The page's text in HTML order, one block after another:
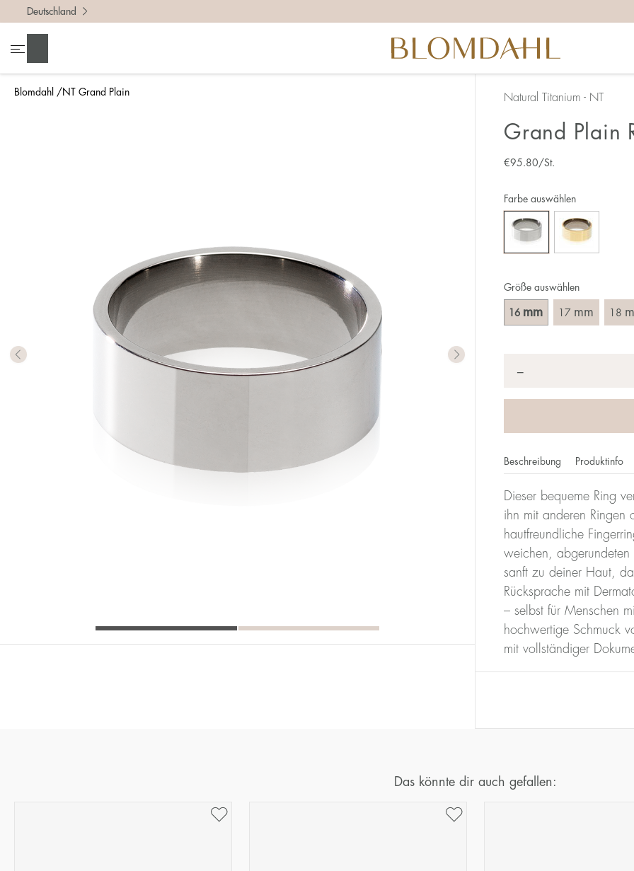
Blomdahl NT Grand Plain
Deutschland
Natural Titanium - NT
Grand Plain
€95.80/St.
Größe auswählen
16 mm 17 mm 18
Farbe auswählen
−
Beschreibung Produktinfo
Dieser bequeme Ring
ihn mit anderen Ringen
hautfreundliche
weichen, abgerundeten
sanft zu deiner Haut,
Rücksprache mit
– selbst für Menschen
hochwertige Schmuck
mit vollständiger
Um die richtige Ringgröße zu ermitteln, solltest du ein paar Dinge
• Miss ganz genau – 1 mm entspricht einer ganzen Größe.
• Denke daran, dass du den Ring über den Knöchel ziehen musst.
• Für einen breiteren Ring muss meist eine größere Größe gewählt
• Wenn du zwischen zwei Größen stehst, empfehlen wir, dass
Am einfachsten ist es, die Ringgröße an einem Ring zu messen,
Lineal gerade über den Ring legst und das Innenmaß in mm abliest.
Die Millimeterzahl gibt deine Größe an. Bei Blomdahl entspricht
Rings mit einem Durchmesser von 17 mm ist also 17.
(mm)
Umfang
(mm)
16
50,2
62,8
72,2
Das könnte dir auch gefallen: